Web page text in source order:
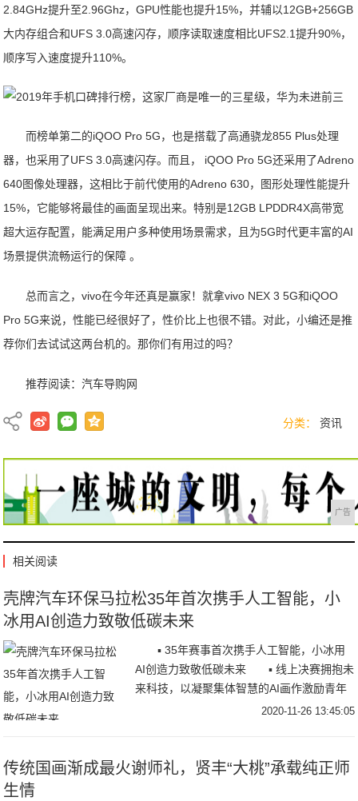
2.84GHz提升至2.96Ghz，GPU性能也提升15%，并辅以12GB+256GB
大内存组合和UFS 3.0高速闪存，顺序读取速度相比UFS2.1提升90%，
顺序写入速度提升110%。
而榜单第二的iQOO Pro 5G，也是搭载了高通骁龙855 Plus处理
器，也采用了UFS 3.0高速闪存。而且， iQOO Pro 5G还采用了Adreno
640图像处理器，这相比于前代使用的Adreno 630，图形处理性能提升
15%，它能够将最佳的画面呈现出来。特别是12GB LPDDR4X高带宽
超大运存配置，能满足用户多种使用场景需求，且为5G时代更丰富的AI
场景提供流畅运行的保障 。
总而言之，vivo在今年还真是赢家！就拿vivo NEX 3 5G和iQOO
Pro 5G来说，性能已经很好了，性价比上也很不错。对此，小编还是推
荐你们去试试这两台机的。那你们有用过的吗？
推荐阅读：汽车导购网
分类： 资讯
广告
相关阅读
壳牌汽车环保马拉松35年首次携手人工智能，小
冰用AI创造力致敬低碳未来
▪ 35年赛事首次携手人工智能，小冰用
AI创造力致敬低碳未来 ▪ 线上决赛拥抱未
来科技，以凝聚集体智慧的AI画作激励青年
学子持续创新 11月25日，202020-11-26 13:45:05
传统国画渐成最火谢师礼，贤丰“大桃”承载纯正师
生情